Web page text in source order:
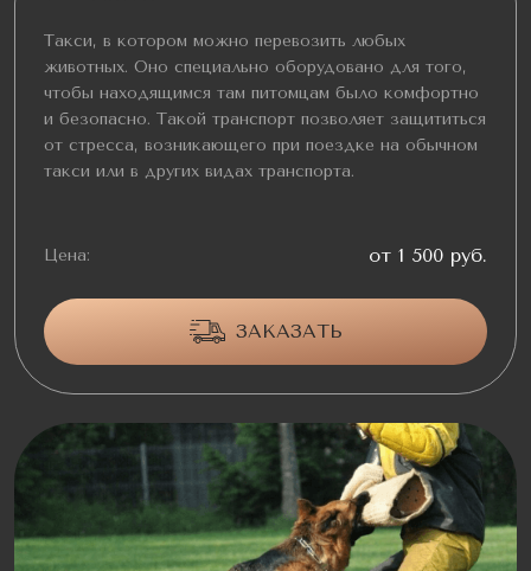
Такси, в котором можно перевозить любых
животных. Оно специально оборудовано для того,
чтобы находящимся там питомцам было комфортно
и безопасно. Такой транспорт позволяет защититься
от стресса, возникающего при поездке на обычном
такси или в других видах транспорта.
Цена: от 1 500 руб.
ЗАКАЗАТЬ